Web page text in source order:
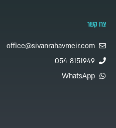
צרו קשר
office@sivanrahavmeir.com
054-8151949
WhatsApp